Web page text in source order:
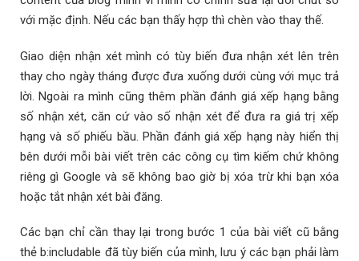
với mặc định. Nếu các bạn thấy hợp thì chèn vào thay thế.
Giao diện nhận xét mình có tùy biến đưa nhận xét lên trên
thay cho ngày tháng được đưa xuống dưới cùng với mục trả
lời. Ngoài ra mình cũng thêm phần đánh giá xếp hạng bằng
số nhận xét, căn cứ vào số nhận xét để đưa ra giá trị xếp
hạng và số phiếu bầu. Phần đánh giá xếp hạng này hiển thị
bên dưới mỗi bài viết trên các công cụ tìm kiếm chứ không
riêng gì Google và sẽ không bao giờ bị xóa trừ khi bạn xóa
hoặc tắt nhận xét bài đăng.
Các bạn chỉ cần thay lại trong bước 1 của bài viết cũ bằng
thẻ b:includable đã tùy biến của mình, lưu ý các bạn phải làm